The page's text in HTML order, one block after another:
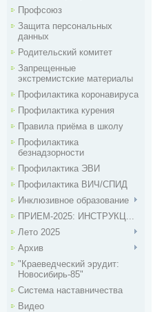
Профсоюз
Защита персональных
данных
Родительский комитет
Запрещенные
экстремистские материалы
Профилактика коронавируса
Профилактика курения
Правила приёма в школу
Профилактика
безнадзорности
Профилактика ЭВИ
Профилактика ВИЧ/СПИД
Инклюзивное образование
ПРИЕМ-2025: ИНСТРУКЦ...
Лето 2025
Архив
"Краеведческий эрудит:
Новосибирь-85"
Система наставничества
Видео